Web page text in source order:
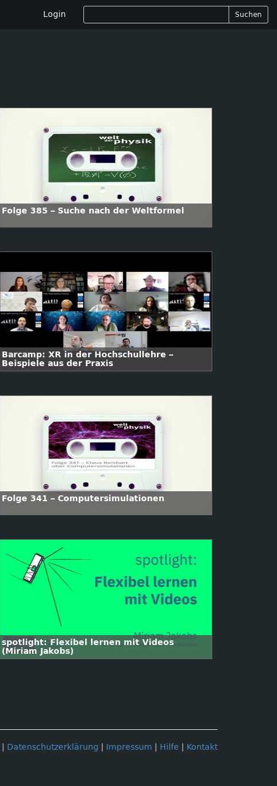
Login Suchen
Folge 385 – Suche nach der Weltformel
Barcamp: XR in der Hochschullehre –
Beispiele aus der Praxis
Folge 341 – Computersimulationen
spotlight: Flexibel lernen mit Videos
(Miriam Jakobs)
Datenschutzerklärung Impressum Hilfe Kontakt